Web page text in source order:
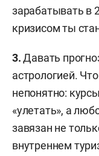
зарабатывать в
кризисом ты
3.Давать
астрологией.
непонятно:
«улетать», а
завязан не
внутреннем